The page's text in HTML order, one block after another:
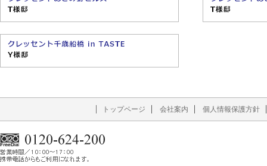
トップページ 会社案内 個人情報保護方針